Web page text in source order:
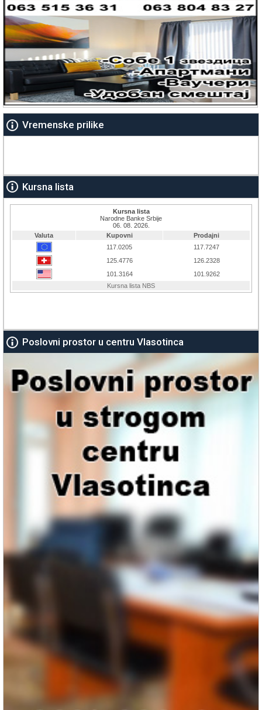
Vremenske prilike
Kursna lista
Poslovni prostor u centru Vlasotinca